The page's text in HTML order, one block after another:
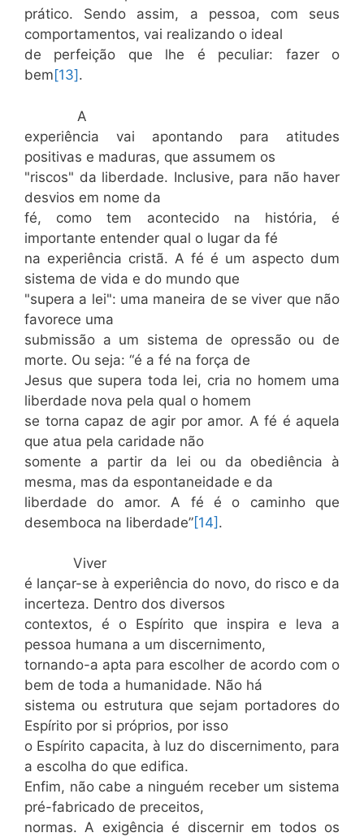
prático. Sendo assim, a pessoa, com seus
comportamentos, vai realizando o ideal
de perfeição que lhe é peculiar: fazer o
bem [13] .
A
experiência vai apontando para atitudes
positivas e maduras, que assumem os
"riscos" da liberdade. Inclusive, para não haver
desvios em nome da
fé, como tem acontecido na história, é
importante entender qual o lugar da fé
na experiência cristã. A fé é um aspecto dum
sistema de vida e do mundo que
"supera a lei": uma maneira de se viver que não
favorece uma
submissão a um sistema de opressão ou de
morte. Ou seja: “é a fé na força de
Jesus que supera toda lei, cria no homem uma
liberdade nova pela qual o homem
se torna capaz de agir por amor. A fé é aquela
que atua pela caridade não
somente a partir da lei ou da obediência à
mesma, mas da espontaneidade e da
liberdade do amor. A fé é o caminho que
desemboca na liberdade”[14] .
Viver
é lançar-se à experiência do novo, do risco e da
incerteza. Dentro dos diversos
contextos, é o Espírito que inspira e leva a
pessoa humana a um discernimento,
tornando-a apta para escolher de acordo com o
bem de toda a humanidade. Não há
sistema ou estrutura que sejam portadores do
Espírito por si próprios, por isso
o Espírito capacita, à luz do discernimento, para
a escolha do que edifica.
Enfim, não cabe a ninguém receber um sistema
pré-fabricado de preceitos,
normas. A exigência é discernir em todos os